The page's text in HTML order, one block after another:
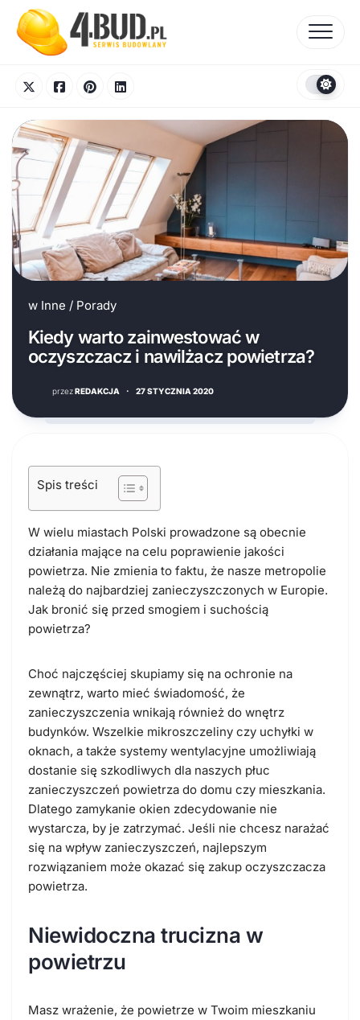
content
w Inne / Porady
Kiedy warto zainwestować w
oczyszczacz i nawilżacz powietrza?
przezREDAKCJA · 27 STYCZNIA 2020
Spis treści
W wielu miastach Polski prowadzone są obecnie
działania mające na celu poprawienie jakości
powietrza. Nie zmienia to faktu, że nasze metropolie
należą do najbardziej zanieczyszczonych w Europie.
Jak bronić się przed smogiem i suchością
powietrza?
Choć najczęściej skupiamy się na ochronie na
zewnątrz, warto mieć świadomość, że
zanieczyszczenia wnikają również do wnętrz
budynków. Wszelkie mikroszczeliny czy uchyłki w
oknach, a także systemy wentylacyjne umożliwiają
dostanie się szkodliwych dla naszych płuc
zanieczyszczeń powietrza do domu czy mieszkania.
Dlatego zamykanie okien zdecydowanie nie
wystarcza, by je zatrzymać. Jeśli nie chcesz narażać
się na wpływ zanieczyszczeń, najlepszym
rozwiązaniem może okazać się zakup oczyszczacza
powietrza.
Niewidoczna trucizna w
powietrzu
Masz wrażenie, że powietrze w Twoim mieszkaniu